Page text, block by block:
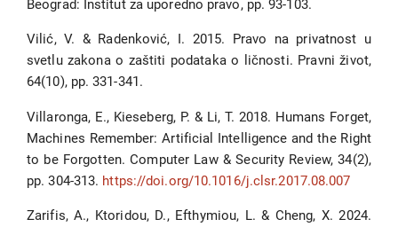
Beograd: Institut za uporedno pravo, pp. 93-103.
Vilić, V. & Radenković, I. 2015. Pravo na privatnost u
svetlu zakona o zaštiti podataka o ličnosti. Pravni život,
64(10), pp. 331-341.
Villaronga, E., Kieseberg, P. & Li, T. 2018. Humans Forget,
Machines Remember: Artificial Intelligence and the Right
to be Forgotten. Computer Law & Security Review, 34(2),
pp. 304-313. https://doi.org/10.1016/j.clsr.2017.08.007
Zarifis, A., Ktoridou, D., Efthymiou, L. & Cheng, X. 2024.